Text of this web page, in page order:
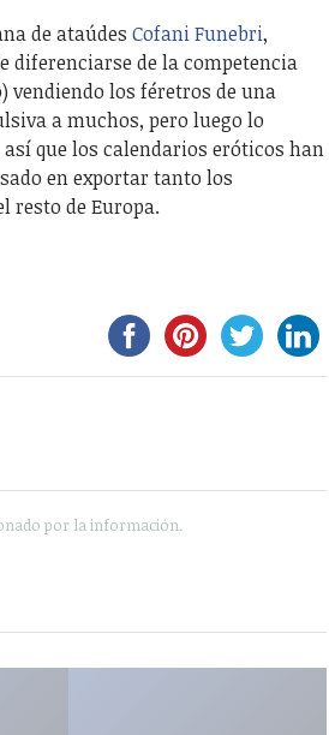
de ataúdes Cofani Funebri,
diferenciarse de la competencia
vendiendo los féretros de una
a muchos, pero luego lo
que los calendarios eróticos han
en exportar tanto los
resto de Europa.
por la información.